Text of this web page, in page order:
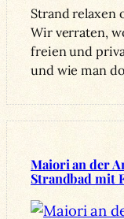
Strand relaxen
Wir verraten,
freien und
und wie man
Maiori an der
Strandbad mit